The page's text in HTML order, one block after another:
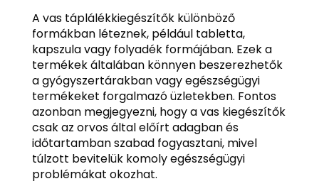
A vas táplálékkiegészítők különböző
formákban léteznek, például tabletta,
kapszula vagy folyadék formájában. Ezek a
termékek általában könnyen beszerezhetők
a gyógyszertárakban vagy egészségügyi
termékeket forgalmazó üzletekben. Fontos
azonban megjegyezni, hogy a vas kiegészítők
csak az orvos által előírt adagban és
időtartamban szabad fogyasztani, mivel
túlzott bevitelük komoly egészségügyi
problémákat okozhat.